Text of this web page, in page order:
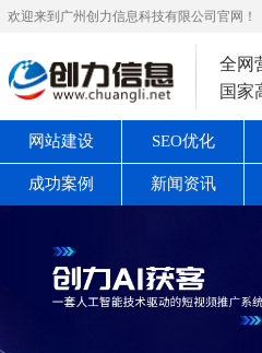
欢迎来到广州创力信息科技有限公司官网！
全网
国家
网站建设 SEO优化
成功案例 新闻资讯